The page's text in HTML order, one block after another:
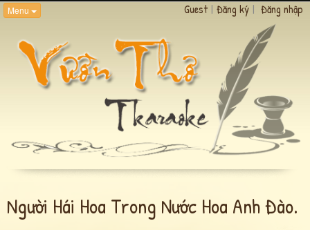
Menu Guest | Đăng ký | Đăng nhập
Người Hái Hoa Trong Nước Hoa Anh Đào.